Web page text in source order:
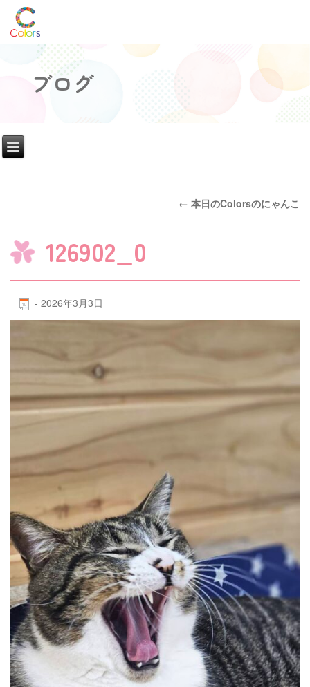
ブログ
← 本日のColorsのにゃんこ
126902_0
- 2026年3月3日